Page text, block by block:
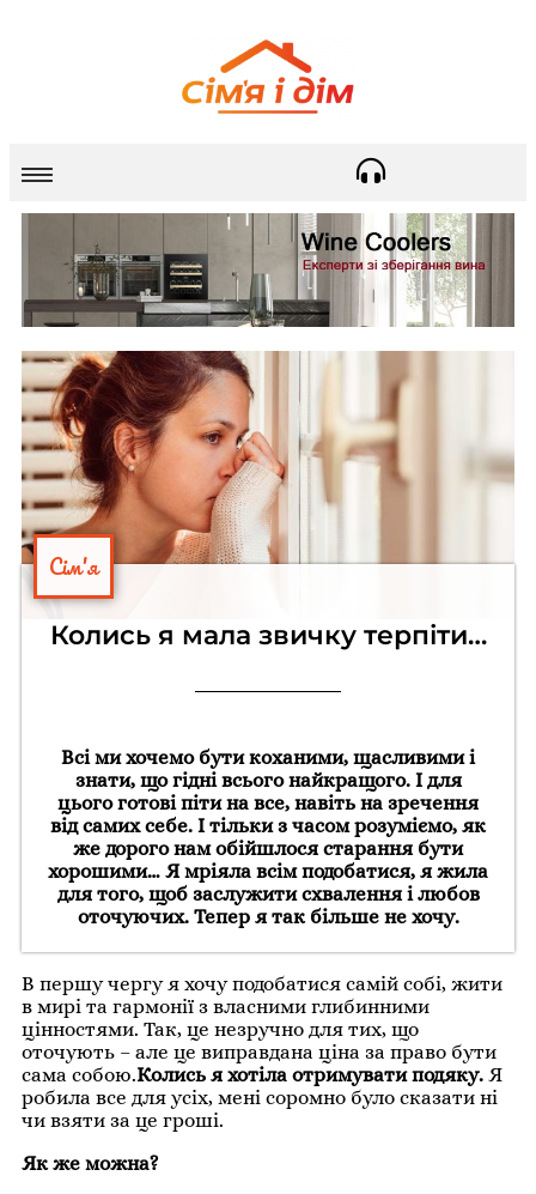
Сім'я
Колись я мала звичку терпіти…
Всі ми хочемо бути коханими, щасливими і
знати, що гідні всього найкращого. І для
цього готові піти на все, навіть на зречення
від самих себе. І тільки з часом розуміємо, як
же дорого нам обійшлося старання бути
хорошими… Я мріяла всім подобатися, я жила
для того, щоб заслужити схвалення і любов
оточуючих. Тепер я так більше не хочу.
В першу чергу я хочу подобатися самій собі, жити
в мирі та гармонії з власними глибинними
цінностями. Так, це незручно для тих, що
оточують – але це виправдана ціна за право бути
сама собою.Колись я хотіла отримувати подяку. Я
робила все для усіх, мені соромно було сказати ні
чи взяти за це гроші.
Як же можна?